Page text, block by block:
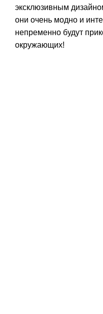
эксклюзивным
они очень модно и
непременно будут
окружающих!